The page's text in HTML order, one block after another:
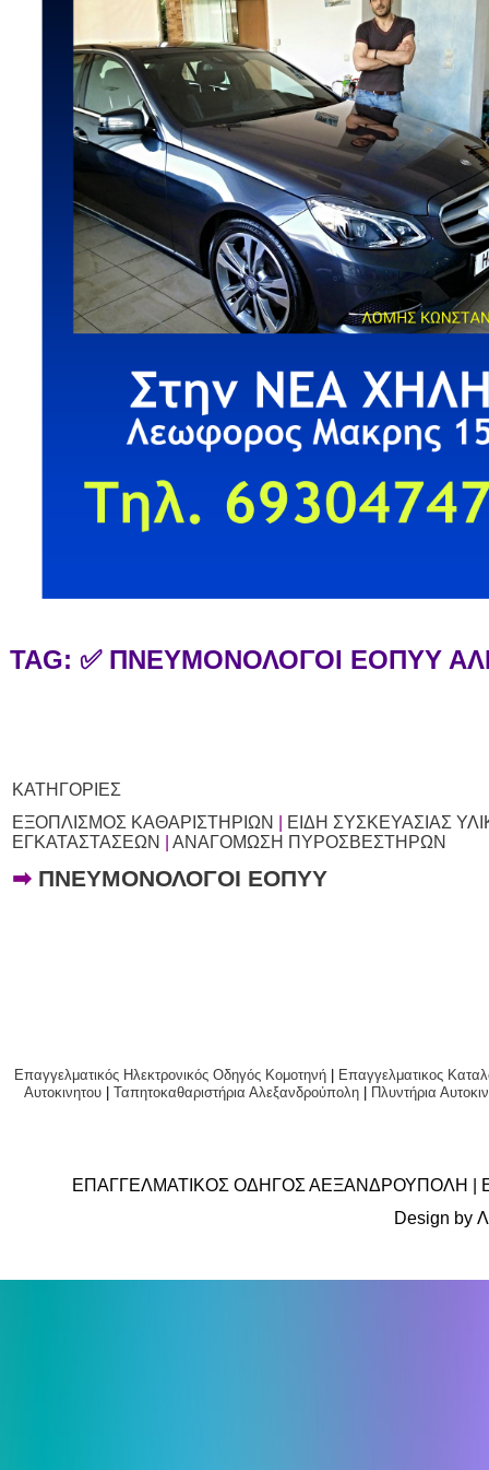
TAG: ✅ ΠΝΕΥΜΟΝΟΛΟΓΟΙ ΕΟΠΥΥ
ΚΑΤΗΓΟΡΙΕΣ
ΕΞΟΠΛΙΣΜΟΣ ΚΑΘΑΡΙΣΤΗΡΙΩΝ
ΕΙΔΗ ΣΥΣΚΕΥΑΣΙΑΣ
ΕΓΚΑΤΑΣΤΑΣΕΩΝ
ΑΝΑΓΟΜΩΣΗ ΠΥΡΟΣΒΕΣΤΗΡΩΝ
➡ ΠΝΕΥΜΟΝΟΛΟΓΟΙ ΕΟΠΥΥ
ΕΠΑΓΓΕΛΜΑΤΙΚΟΣ ΟΔΗΓΟΣ ΑΕΞΑΝΔΡΟΥΠΟΛΗ
Design by
Επαγγελματικός Ηλεκτρονικός Οδηγός Κομοτηνή
Επαγγελματικος
Αυτοκινητου |Ταπητοκαθαριστήρια Αλεξανδρούπολη Πλυντήρια